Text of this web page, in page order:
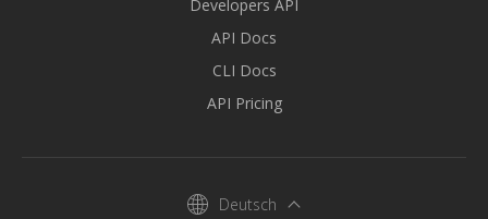
Developers API
API Docs
CLI Docs
API Pricing
Deutsch